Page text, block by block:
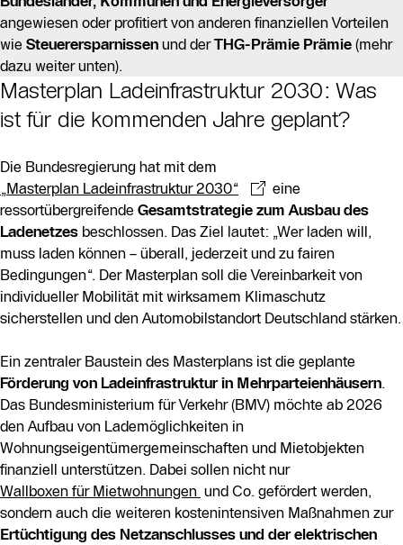
angewiesen oder profitiert von anderen finanziellen Vorteilen
wie Steuerersparnissen und derTHG-Prämie Prämie (mehr
dazu weiter unten).
Masterplan Ladeinfrastruktur 2030: Was
ist für die kommenden Jahre geplant?
Die Bundesregierung hat mit dem
„Masterplan Ladeinfrastruktur 2030“
eine
ressortübergreifende Gesamtstrategie zum Ausbau des
Ladenetzes beschlossen. Das Ziel lautet: „Wer laden will,
muss laden können – überall, jederzeit und zu fairen
Bedingungen“. Der Masterplan soll die Vereinbarkeit von
individueller Mobilität mit wirksamem Klimaschutz
sicherstellen und den Automobilstandort Deutschland stärken.
Ein zentraler Baustein des Masterplans ist die geplante
Förderung von Ladeinfrastruktur in Mehrparteienhäusern.
Das Bundesministerium für Verkehr (BMV) möchte ab 2026
den Aufbau von Lademöglichkeiten in
Wohnungseigentümergemeinschaften und Mietobjekten
finanziell unterstützen. Dabei sollen nicht nur
Wallboxen für Mietwohnungen und Co. gefördert werden,
sondern auch die weiteren kostenintensiven Maßnahmen zur
Ertüchtigung des Netzanschlusses und der elektrischen